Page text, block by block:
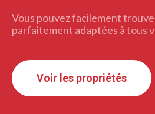
Vous pouvez facilement
parfaitement adaptées à tous
Voir les propriétés